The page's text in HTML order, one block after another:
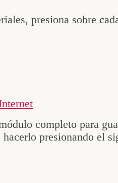
presiona sobre
completo para
presionando el